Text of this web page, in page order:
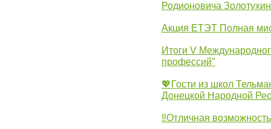
Родионовича
Акция ЕТЭТ Полная
Итоги V
профессий"
💖Гости из школ
Донецкой Народной
‼Отличная